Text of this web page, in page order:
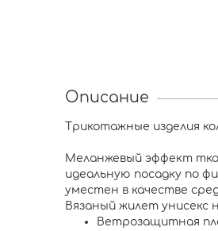
Описание
Трикотажные изделия
Меланжевый эффект
идеальную посадку по
уместен в качестве
Вязаный жилет унисекс
Ветрозащитная